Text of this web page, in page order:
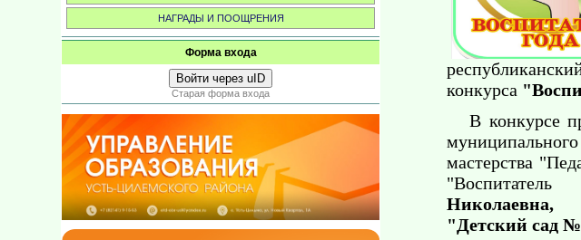
НАГРАДЫ И ПООЩРЕНИЯ
Форма входа
Войти через uID
Старая форма входа
конкурса
В конкурсе
мастерства
"Детский сад